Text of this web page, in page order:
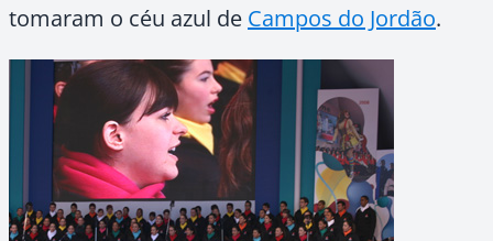
tomaram o céu azul de Campos do Jordão.